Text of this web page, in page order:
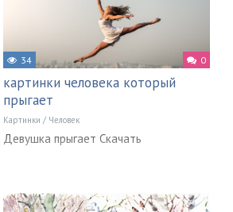
34 0
картинки человека который
прыгает
Картинки / Человек
Девушка прыгает Скачать